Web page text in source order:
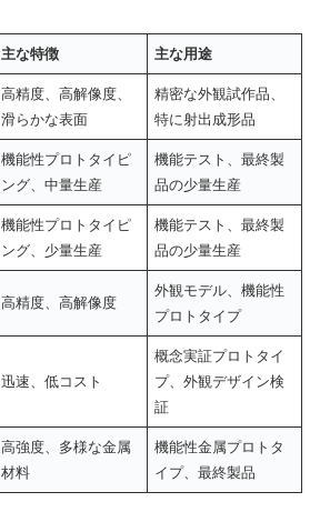
主な特徴 主な用途
高精度、高解像度、
滑らかな表面
精密な外観試作品、
特に射出成形品
機能性プロトタイピ
ング、中量生産
機能テスト、最終製
品の少量生産
機能性プロトタイピ
ング、少量生産
機能テスト、最終製
品の少量生産
高精度、高解像度
外観モデル、機能性
プロトタイプ
迅速、低コスト
概念実証プロトタイ
プ、外観デザイン検
証
高強度、多様な金属
材料
機能性金属プロトタ
イプ、最終製品